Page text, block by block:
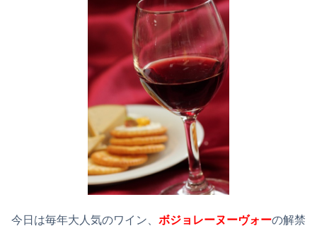
今日は毎年大人気のワイン、 ボジョレーヌーヴォーの解禁